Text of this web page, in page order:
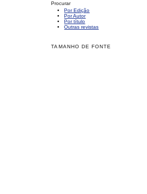
Procurar
Por Edição
Por Autor
Por título
Outras revistas
TAMANHO DE FONTE